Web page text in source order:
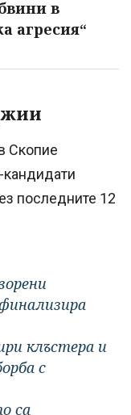
в
агресия“
Скопие
последните 12
клъстера и
с
са